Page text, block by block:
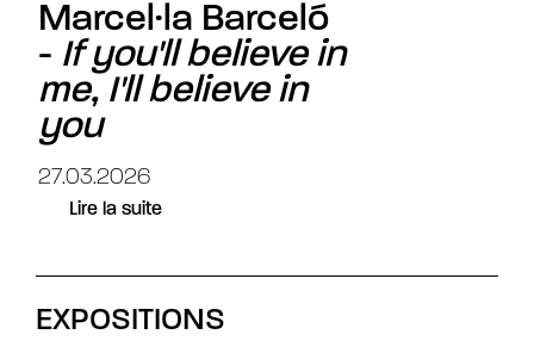
Marcel·la Barceló
- If you'll believe in
me, I'll believe in
you
27.03.2026
Lire la suite
EXPOSITIONS